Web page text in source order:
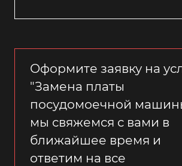
Оформите заявку на
"Замена платы
посудомоечной
мы свяжемся с вами в
ближайшее время и
ответим на все